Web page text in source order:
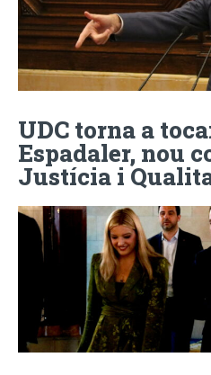
UDC torna a
Espadaler, nou
Justícia i